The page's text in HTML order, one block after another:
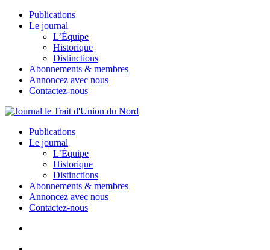
Publications
Le journal
L’Équipe
Historique
Distinctions
Abonnements & membres
Annoncez avec nous
Contactez-nous
Publications
Le journal
L’Équipe
Historique
Distinctions
Abonnements & membres
Annoncez avec nous
Contactez-nous